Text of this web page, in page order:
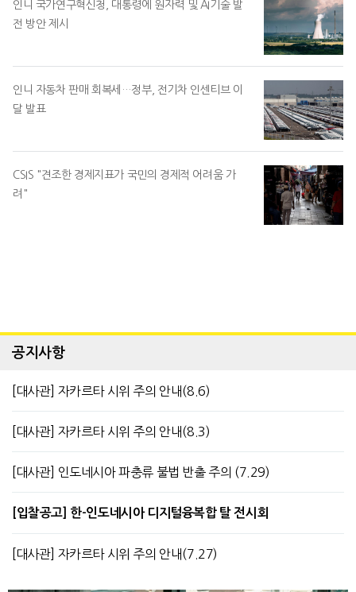
인니 국가연구혁신청, 대통령에 원자력 및 AI기술 발
전 방안 제시
인니 자동차 판매 회복세…정부, 전기차 인센티브 이
달 발표
CSIS "견조한 경제지표가 국민의 경제적 어려움 가
려"
공지사항
[대사관] 자카르타 시위 주의 안내(8.6)
[대사관] 자카르타 시위 주의 안내(8.3)
[대사관] 인도네시아 파충류 불법 반출 주의 (7.29)
[입찰공고] 한-인도네시아 디지털융복합 탈 전시회
[대사관] 자카르타 시위 주의 안내(7.27)